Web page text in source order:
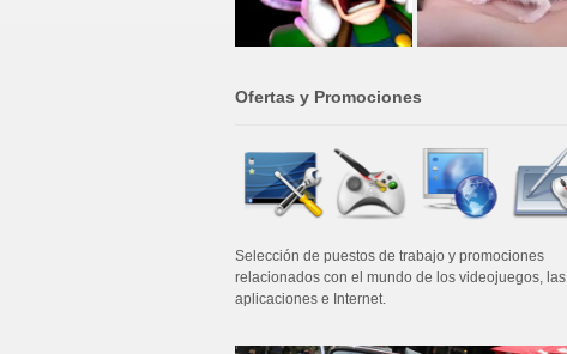
Ofertas y Promociones
Selección de puestos de trabajo y promociones
relacionados con el mundo de los videojuegos, las
aplicaciones e Internet.